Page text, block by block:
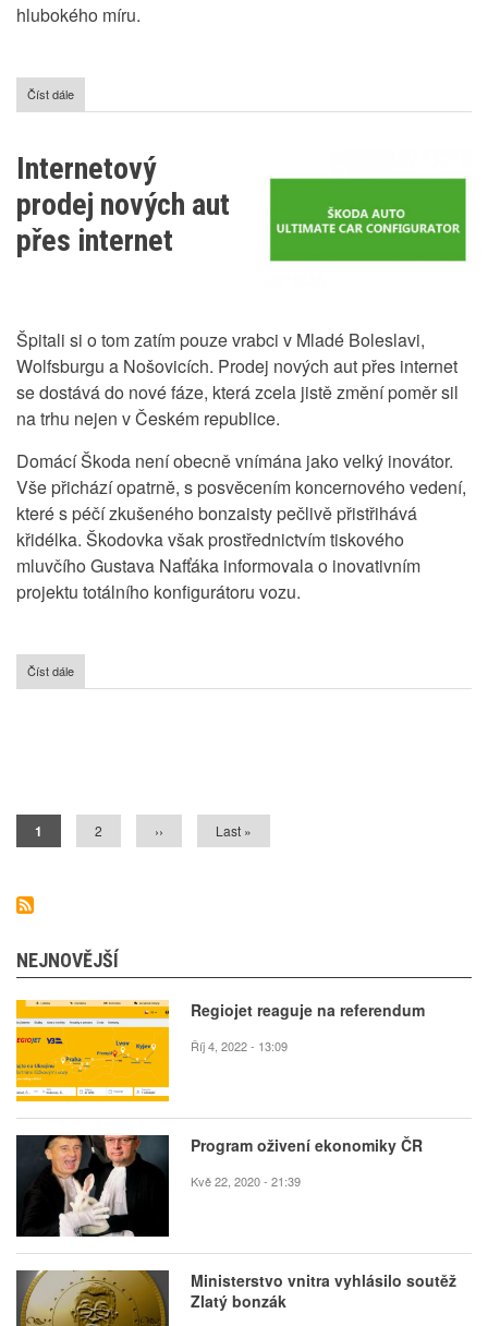
hlubokého míru.
Číst dále
Prodej
Internetový
prodej nových aut
přes internet
Špitali si o tom zatím pouze vrabci v Mladé Boleslavi,
Wolfsburgu a Nošovicích. Prodej nových aut přes internet
se dostává do nové fáze, která zcela jistě změní poměr sil
na trhu nejen v Českém republice.
Domácí Škoda není obecně vnímána jako velký inovátor.
Vše přichází opatrně, s posvěcením koncernového vedení,
které s péčí zkušeného bonzaisty pečlivě přistřihává
křidélka. Škodovka však prostřednictvím tiskového
mluvčího Gustava Nafťáka informovala o inovativním
projektu totálního konfigurátoru vozu.
Číst dále
Internetový
Aktuální
stránka
1 Stránka
2 Následující
stránka
›› Poslední
stránka
Last »
NEJNOVĚJŠÍ
Regiojet reaguje na referendum
Říj 4, 2022 - 13:09
Program oživení ekonomiky ČR
Kvě 22, 2020 - 21:39
Ministerstvo vnitra vyhlásilo soutěž
Zlatý bonzák